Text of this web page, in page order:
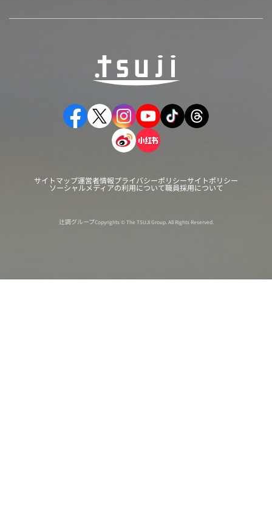
サイトマップ運営者情報プライバシーポリシーサイトポリシー
ソーシャルメディアの利用について職員採用について
辻調グループCopyrights © The TSUJI Group. All Rights Reserved.